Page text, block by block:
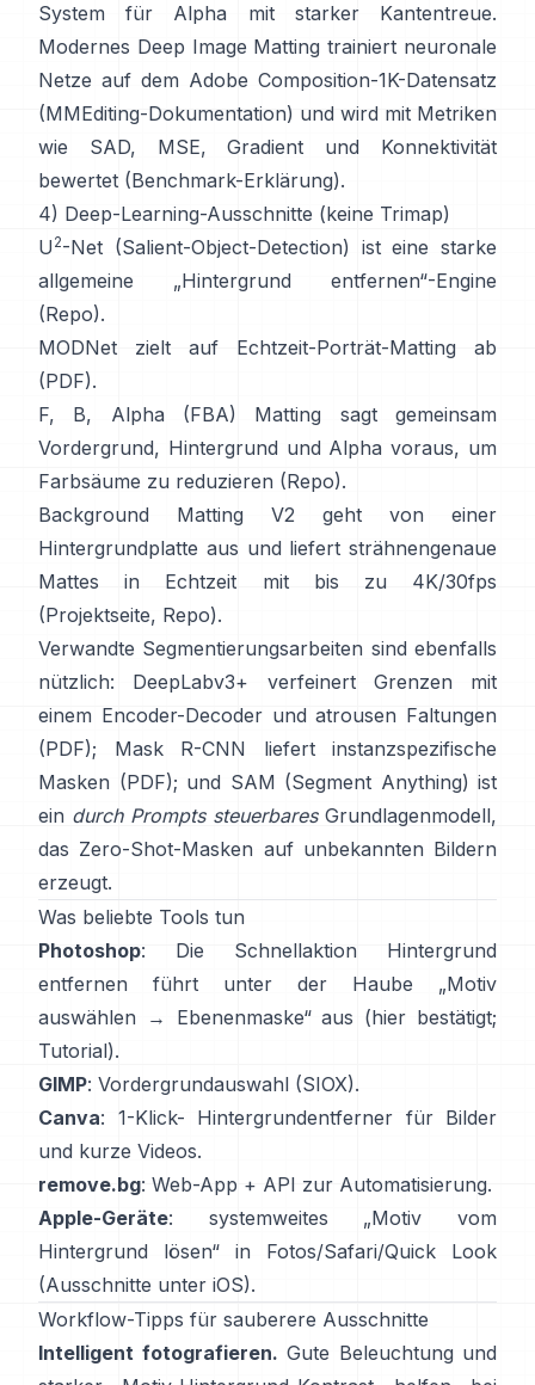
System für Alpha mit starker Kantentreue.
Modernes Deep Image Matting trainiert neuronale
Netze auf dem Adobe Composition-1K-Datensatz
(MMEditing-Dokumentation) und wird mit Metriken
wie
SAD, MSE, Gradient und Konnektivität
bewertet (Benchmark-Erklärung).
4) Deep-Learning-Ausschnitte (keine Trimap)
U 2-Net (Salient-Object-Detection) ist eine starke
allgemeine „Hintergrund entfernen“-Engine
(Repo).
MODNet zielt auf Echtzeit-Porträt-Matting ab
(PDF).
F, B, Alpha (FBA) Matting sagt gemeinsam
Vordergrund, Hintergrund und Alpha voraus, um
Farbsäume zu reduzieren (Repo).
Background Matting V2 geht von einer
Hintergrundplatte aus und liefert strähnengenaue
Mattes in Echtzeit mit bis zu 4K/30fps
(Projektseite, Repo).
Verwandte Segmentierungsarbeiten sind ebenfalls
nützlich:
DeepLabv3+ verfeinert Grenzen mit
einem Encoder-Decoder und atrousen Faltungen
(PDF); Mask R-CNN liefert instanzspezifische
Masken (PDF); und SAM (Segment Anything) ist
ein durch Prompts steuerbaresGrundlagenmodell,
das Zero-Shot-Masken auf unbekannten Bildern
erzeugt.
Was beliebte Tools tun
Photoshop: Die Schnellaktion Hintergrund
entfernen führt unter der Haube „Motiv
auswählen → Ebenenmaske“ aus (hier bestätigt;
Tutorial).
GIMP: Vordergrundauswahl (SIOX).
Canva: 1-Klick- Hintergrundentferner für Bilder
und kurze Videos.
remove.bg: Web-App + API zur Automatisierung.
Apple-Geräte: systemweites „Motiv vom
Hintergrund lösen“ in Fotos/Safari/Quick Look
(Ausschnitte unter iOS).
Workflow-Tipps für sauberere Ausschnitte
Intelligent fotografieren. Gute Beleuchtung und